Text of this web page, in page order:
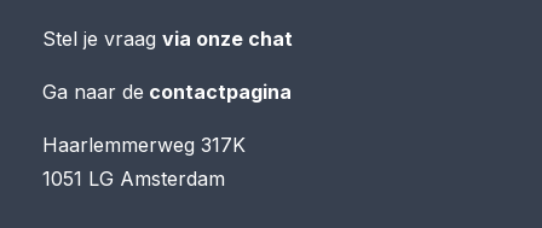
Stel je vraag via onze chat
Ga naar de contactpagina
Haarlemmerweg 317K
1051 LG Amsterdam